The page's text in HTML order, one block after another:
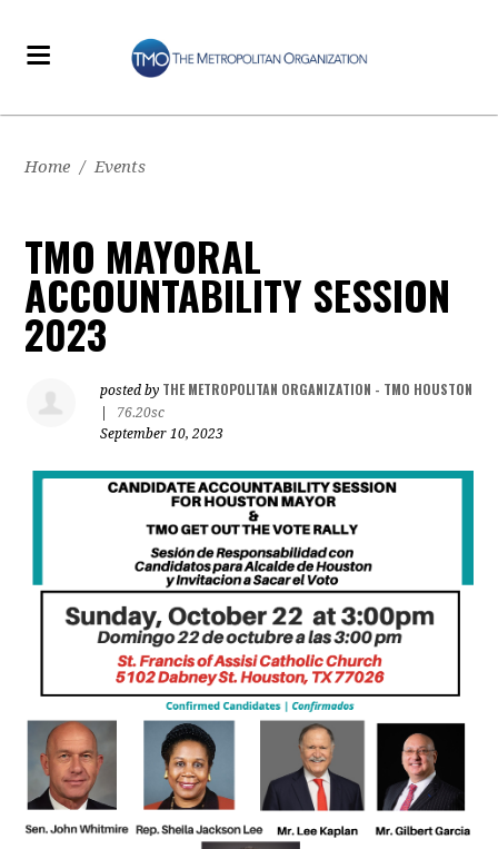
Home / Events
TMO MAYORAL
ACCOUNTABILITY SESSION
2023
posted by THE METROPOLITAN ORGANIZATION - TMO HOUSTON
76.20sc
September 10, 2023